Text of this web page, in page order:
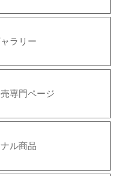
ラリー
専門ページ
ル商品